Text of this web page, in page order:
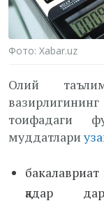
Фото: Xabar.uz
Олий
тоифадаги
муддатлари
қадар